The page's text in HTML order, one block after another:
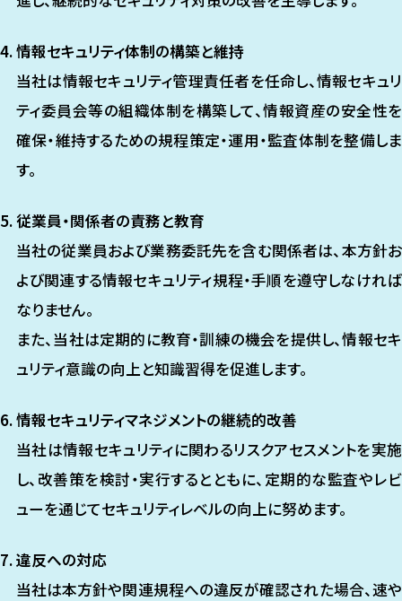
情報セキュリティ体制の構築と維持
当社は情報セキュリティ管理責任者を任命し、情報セキュリ
ティ委員会等の組織体制を構築して、情報資産の安全性を
確保・維持するための規程策定・運用・監査体制を整備しま
す。
従業員・関係者の責務と教育
当社の従業員および業務委託先を含む関係者は、本方針お
よび関連する情報セキュリティ規程・手順を遵守しなければ
なりません。
また、当社は定期的に教育・訓練の機会を提供し、情報セキ
ュリティ意識の向上と知識習得を促進します。
情報セキュリティマネジメントの継続的改善
当社は情報セキュリティに関わるリスクアセスメントを実施
し、改善策を検討・実行するとともに、定期的な監査やレビ
ューを通じてセキュリティレベルの向上に努めます。
違反への対応
当社は本方針や関連規程への違反が確認された場合、速や